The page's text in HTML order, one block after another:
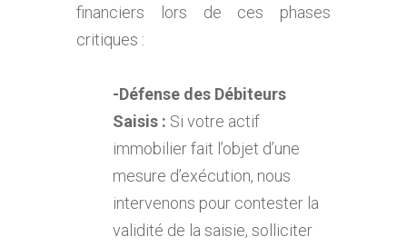
financiers lors de ces phases
critiques :
-Défense des Débiteurs
Saisis : Si votre actif
immobilier fait l’objet d’une
mesure d’exécution, nous
intervenons pour contester la
validité de la saisie, solliciter